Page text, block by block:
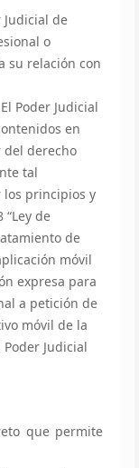
Judicial de
o
su relación con
El Poder Judicial
en
del derecho
tal
los principios y
“Ley de
de
móvil
expresa para
a petición de
móvil de la
Judicial
que permite